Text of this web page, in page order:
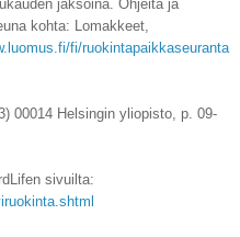
jaksoina. Ohjeita ja
kohta: Lomakkeet,
fi/ruokintapaikkaseuranta
00014 Helsingin yliopisto, p. 09-
sivuilta: